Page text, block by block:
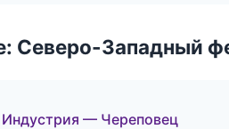
Северо-Западный
— Череповец